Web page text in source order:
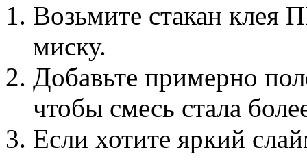
Возьмите стакан клея
миску.
Добавьте примерно
чтобы смесь стала
Если хотите яркий